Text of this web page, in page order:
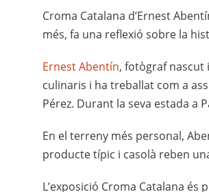
Croma Catalana d’Ernest
més, fa una reflexió sobre la
Ernest Abentín, fotògraf nascut
culinaris i ha treballat com a
Pérez. Durant la seva estada a
En el terreny més personal,
producte típic i casolà reben
L’exposició Croma Catalana